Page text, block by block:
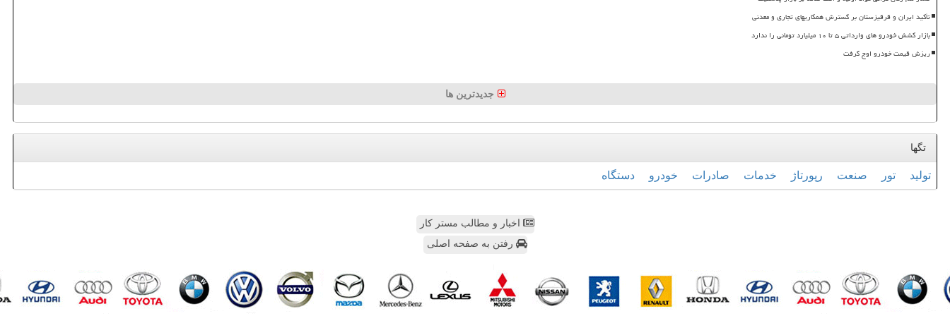
تأکید ایران و قرقیزستان بر گسترش همکاریهای تجاری و معدنی
بازار کشش خودرو های وارداتی ۵ تا ۱۰ میلیارد تومانی را ندارد
ریزش قیمت خودرو اوج گرفت
جدیدترین ها
تگها
تولید تور صنعت رپورتاژ خدمات صادرات خودرو دستگاه
اخبار و مطالب مستر کار
رفتن به صفحه اصلی